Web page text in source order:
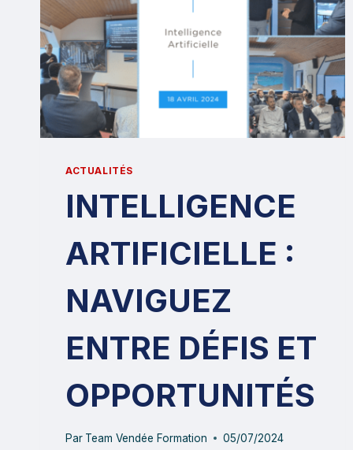
ACTUALITÉS
INTELLIGENCE
ARTIFICIELLE :
NAVIGUEZ
ENTRE DÉFIS ET
OPPORTUNITÉS
Par Team Vendée Formation 05/07/2024